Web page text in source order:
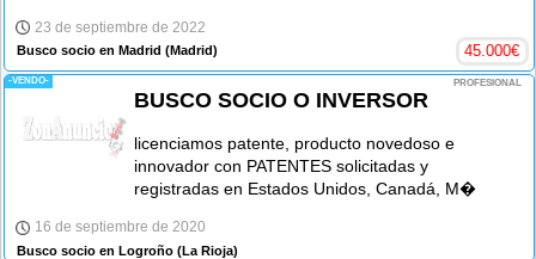
23 de septiembre de 2022
Busco socio en Madrid (Madrid) 45.000€
-VENDO- PROFESIONAL
BUSCO SOCIO O INVERSOR
licenciamos patente, producto novedoso e
innovador con PATENTES solicitadas y
registradas en Estados Unidos, Canadá, M�
16 de septiembre de 2020
Busco socio en Logroño (La Rioja)